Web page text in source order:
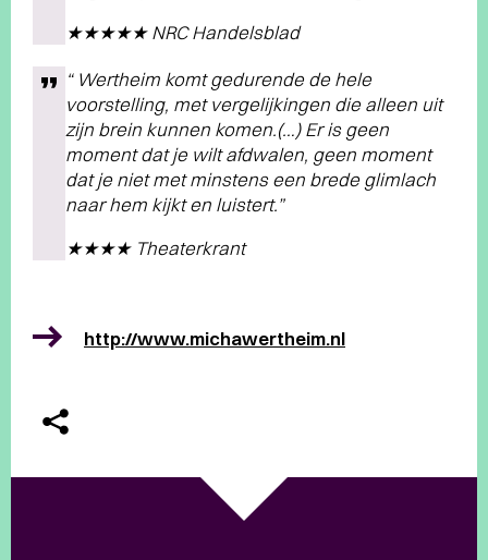
★★★★★ NRC Handelsblad
“ Wertheim komt gedurende de hele
voorstelling, met vergelijkingen die alleen uit
zijn brein kunnen komen.(…) Er is geen
moment dat je wilt afdwalen, geen moment
dat je niet met minstens een brede glimlach
naar hem kijkt en luistert.”
★★★★ Theaterkrant
http://www.michawertheim.nl